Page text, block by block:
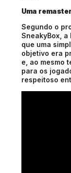
Uma
Segundo o
SneakyBox,
que uma
objetivo era
e, ao mesmo
para os
respeitoso